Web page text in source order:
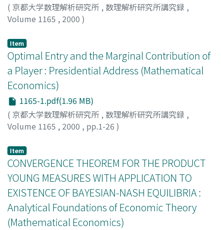
( 京都大学数理解析研究所 , 数理解析研究所講究録 ,
Volume 1165 , 2000 )
Item
Optimal Entry and the Marginal Contribution of
a Player : Presidential Address (Mathematical
Economics)
1165-1.pdf(1.96 MB)
( 京都大学数理解析研究所 , 数理解析研究所講究録 ,
Volume 1165 , 2000 , pp.1-26 )
Item
CONVERGENCE THEOREM FOR THE PRODUCT
YOUNG MEASURES WITH APPLICATION TO
EXISTENCE OF BAYESIAN-NASH EQUILIBRIA :
Analytical Foundations of Economic Theory
(Mathematical Economics)